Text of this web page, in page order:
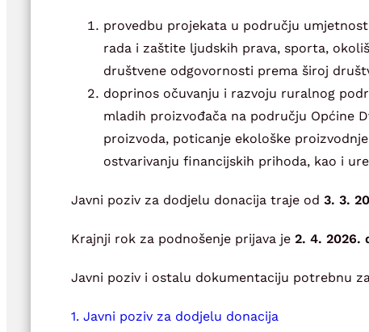
provedbu projekata u području
rada i zaštite ljudskih prava, sporta,
društvene odgovornosti prema široj
doprinos očuvanju i razvoju ruralnog
mladih proizvođača na području Općine
proizvoda, poticanje ekološke
ostvarivanju financijskih prihoda, kao i
Javni poziv za dodjelu donacija traje od 3. 3.
Krajnji rok za podnošenje prijava je 2. 4. 2026.
Javni poziv i ostalu dokumentaciju potrebnu
1. Javni poziv za dodjelu donacija